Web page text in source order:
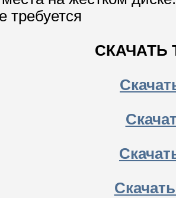
требуется
СКАЧАТЬ